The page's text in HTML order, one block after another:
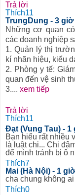
Trả lời
Thích11
TrungDung - 3
Những cơ quan
các doanh nghiệp
1. Quản lý thị
kí nhãn hiệu, kiểu
2. Phòng y tế:
quan đến vệ sinh
3.... xem tiếp
Trả lời
Thích11
Đạt (Vung Tau) - 1
Bạn hiểu rất nhiều
là luật chi... Chi
để mình tránh bị ô
Thích7
Mai (Hà Nội) - 1
cha chung không
Thích0